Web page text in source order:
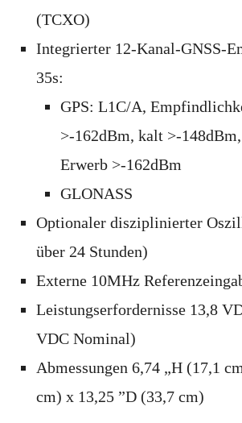
(TCXO)
Integrierter 12-Kanal-GNSS-
35s:
GPS: L1C/A,
>-162dBm, kalt >-
Erwerb >-162dBm
GLONASS
Optionaler disziplinierter
über 24 Stunden)
Externe 10MHz
Leistungserfordernisse 13,8
VDC Nominal)
Abmessungen 6,74 „H (17,1
cm) x 13,25 ”D (33,7 cm)